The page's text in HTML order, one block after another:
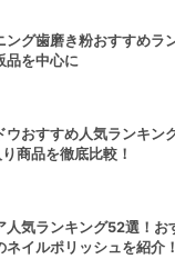
ング歯磨き粉おすすめラ
品を中心に
ウおすすめ人気ランキン
商品を徹底比較！
人気ランキング52選！お
ネイルポリッシュを紹介！